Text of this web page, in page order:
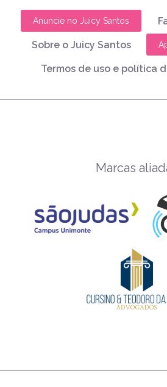
Anuncie no Juicy Santos
Sobre o Juicy Santos
Termos de uso e política
Marcas